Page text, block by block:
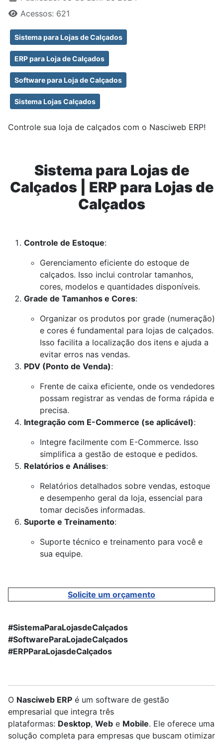
Acessos: 621
Sistema para Lojas de Calçados
ERP para Loja de Calçados
Software para Loja de Calçados
Sistema Lojas Calçados
Controle sua loja de calçados com o Nasciweb ERP!
Sistema para Lojas de
Calçados | ERP para Lojas de
Calçados
Controle de Estoque:
Gerenciamento eficiente do estoque de
calçados. Isso inclui controlar tamanhos,
cores, modelos e quantidades disponíveis.
Grade de Tamanhos e Cores:
Organizar os produtos por grade (numeração)
e cores é fundamental para lojas de calçados.
Isso facilita a localização dos itens e ajuda a
evitar erros nas vendas.
PDV (Ponto de Venda):
Frente de caixa eficiente, onde os vendedores
possam registrar as vendas de forma rápida e
precisa.
Integração com E-Commerce (se aplicável):
Integre facilmente com E-Commerce. Isso
simplifica a gestão de estoque e pedidos.
Relatórios e Análises:
Relatórios detalhados sobre vendas, estoque
e desempenho geral da loja, essencial para
tomar decisões informadas.
Suporte e Treinamento:
Suporte técnico e treinamento para você e
sua equipe.
Solicite um orçamento
#SistemaParaLojasdeCalçados
#SoftwareParaLojadeCalçados
#ERPParaLojasdeCalçados
O Nasciweb ERP é um software de gestão
empresarial que integra três
plataformas: Desktop, Web e Mobile. Ele oferece uma
solução completa para empresas que buscam otimizar